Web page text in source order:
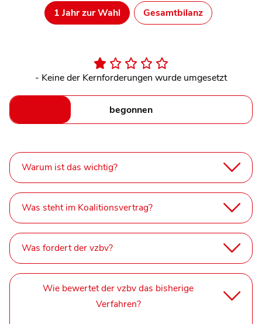
1 Jahr zur Wahl Gesamtbilanz
- Keine der Kernforderungen wurde umgesetzt
begonnen
Warum ist das wichtig?
Was steht im Koalitionsvertrag?
Was fordert der vzbv?
Wie bewertet der vzbv das bisherige
Verfahren?